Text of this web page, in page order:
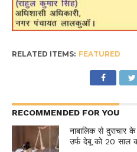
RELATED ITEMS: FEATURED
RECOMMENDED FOR YOU
नाबालिक से दुराचार
उर्फ देबू को 20 साल